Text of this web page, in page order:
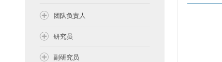
团队负责人
研究员
副研究员